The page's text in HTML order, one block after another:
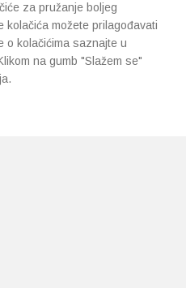
za pružanje boljeg
kolačića možete prilagođavati
o kolačićima saznajte u
na gumb "Slažem se"